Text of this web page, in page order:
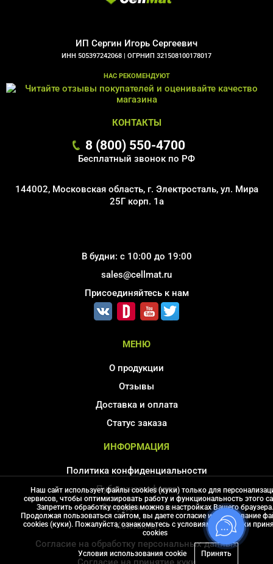
ИП Сергин Игорь Сергеевич
ИНН 505397242068 | ОГРНИП 321508100178017
НАС РЕКОМЕНДУЮТ
КОНТАКТЫ
8 (800) 550-4700
Бесплатный звонок по РФ
144002, Московская область, г. Электросталь, ул. Мира
25Г корп. 1а
В будни: с 10:00 до 19:00
sales@cellmat.ru
Присоединяйтесь к нам
МЕНЮ
О продукции
Отзывы
Доставка и оплата
Статус заказа
ИНФОРМАЦИЯ
Политика конфиденциальности
Публичная оферта
Сотрудничество
Контакты
Согласие на обработку персональных данных
Наш сайт использует файлы cookies (куки) только для
сервисов, чтобы оптимизировать работу и функциональность этого
Запретить обработку cookies можно в настройках Вашего браузера.
Продолжая пользоваться сайтом, вы даете согласие использование
cookies (куки). Пожалуйста, ознакомьтесь с условиями политики
сookies
Условия использования cookie Принять